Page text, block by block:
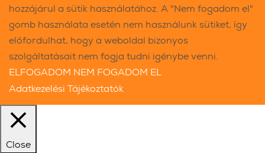
hozzájárul a sütik használatához. A "Nem fogadom el"
gomb használata esetén nem használunk sütiket, így
előfordulhat, hogy a weboldal bizonyos
szolgáltatásait nem fogja tudni igénybe venni.
ELFOGADOM NEM FOGADOM EL
Adatkezelési Tájékoztatók
Close